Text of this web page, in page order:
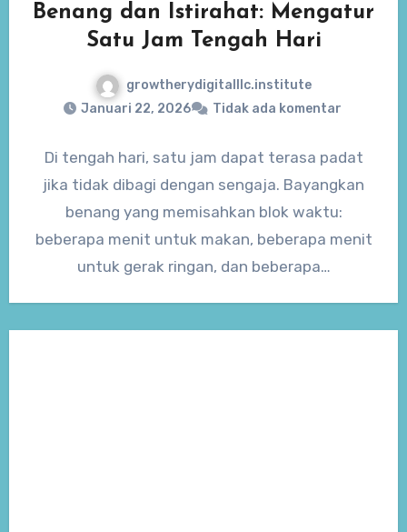
Benang dan Istirahat: Mengatur
Satu Jam Tengah Hari
growtherydigitalllc.institute
Januari 22, 2026
Tidak ada komentar
Di tengah hari, satu jam dapat terasa padat
jika tidak dibagi dengan sengaja. Bayangkan
benang yang memisahkan blok waktu:
beberapa menit untuk makan, beberapa menit
untuk gerak ringan, dan beberapa…